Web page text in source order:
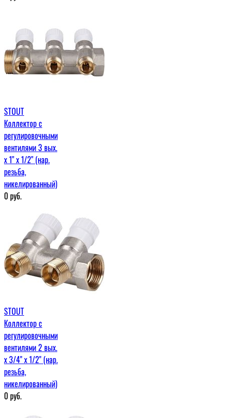
STOUT
Коллектор с
регулировочными
вентилями 3 вых.
х 1" х 1/2" (нар.
резьба,
никелированный)
0руб.
STOUT
Коллектор с
регулировочными
вентилями 2 вых.
х 3/4" х 1/2" (нар.
резьба,
никелированный)
0руб.